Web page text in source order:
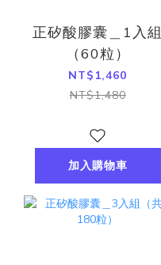
正矽酸膠囊＿1入組
（60粒）
NT$1,460
NT$1,480
加入購物車